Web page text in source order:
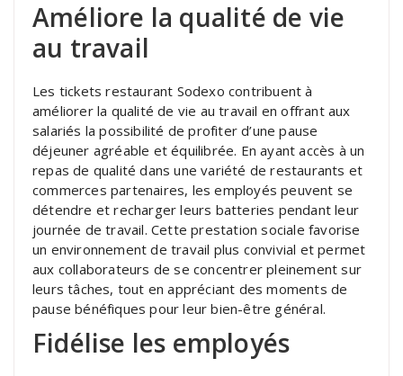
Améliore la qualité de vie
au travail
Les tickets restaurant Sodexo contribuent à
améliorer la qualité de vie au travail en offrant aux
salariés la possibilité de profiter d’une pause
déjeuner agréable et équilibrée. En ayant accès à un
repas de qualité dans une variété de restaurants et
commerces partenaires, les employés peuvent se
détendre et recharger leurs batteries pendant leur
journée de travail. Cette prestation sociale favorise
un environnement de travail plus convivial et permet
aux collaborateurs de se concentrer pleinement sur
leurs tâches, tout en appréciant des moments de
pause bénéfiques pour leur bien-être général.
Fidélise les employés